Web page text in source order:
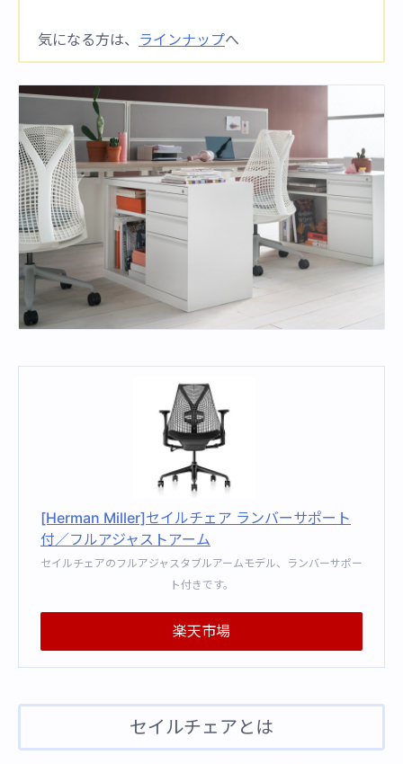
気になる方は、 ラインナップへ
[Herman Miller]セイルチェア ランバーサポート
付／フルアジャストアーム
セイルチェアのフルアジャスタブルアームモデル、ランバーサポー
ト付きです。
楽天市場
セイルチェアとは